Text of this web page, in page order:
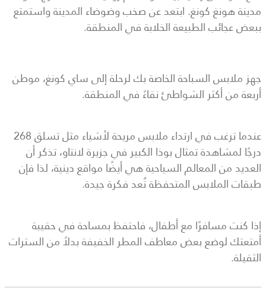
مدينة هونغ كونغ. ابتعد عن صخب وضوضاء المدينة واستمتع
ببعض عجائب الطبيعة الخلابة في المنطقة.
جهز ملابس السباحة الخاصة بك لرحلة إلى ساي كونغ، موطن
أربعة من أكثر الشواطئ نقاءً في المنطقة.
عندما ترغب في ارتداء ملابس مريحة لأشياء مثل تسلق 268
درجًا لمشاهدة تمثال بوذا الكبير في جزيرة لانتاو، تذكر أن
العديد من المعالم السياحية هي أيضًا مواقع دينية، لذا فإن
طبقات الملابس المتحفظة تُعد فكرة جيدة.
إذا كنت مسافرًا مع أطفال، فاحتفظ بمساحة في حقيبة
أمتعتك لوضع بعض معاطف المطر الخفيفة بدلاً من السترات
الثقيلة.